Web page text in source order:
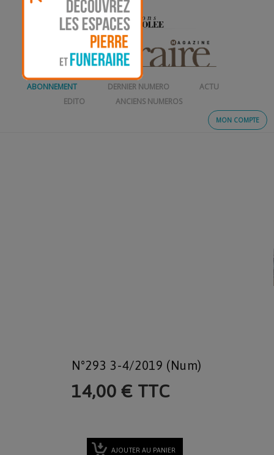
MON COMPTE
ABONNEMENT DERNIER NUMERO
ACTU
EDITO
ANCIENS NUMEROS
N°293 3-4/2019 (num)
14,00 € TTC
AJOUTER AU PANIER